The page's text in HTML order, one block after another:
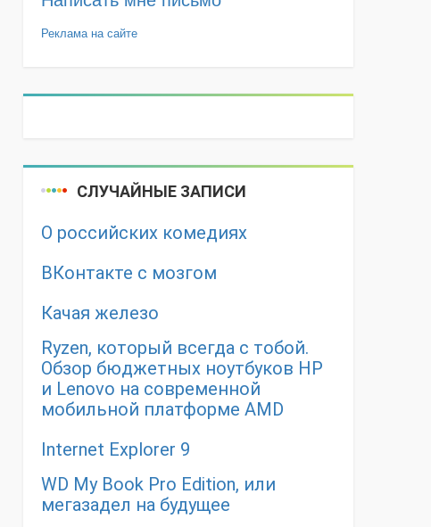
Реклама на сайте
СЛУЧАЙНЫЕ ЗАПИСИ
О российских комедиях
ВКонтакте с мозгом
Качая железо
Ryzen, который всегда с тобой.
Обзор бюджетных ноутбуков HP
и Lenovo на современной
мобильной платформе AMD
Internet Explorer 9
WD My Book Pro Edition, или
мегазадел на будущее